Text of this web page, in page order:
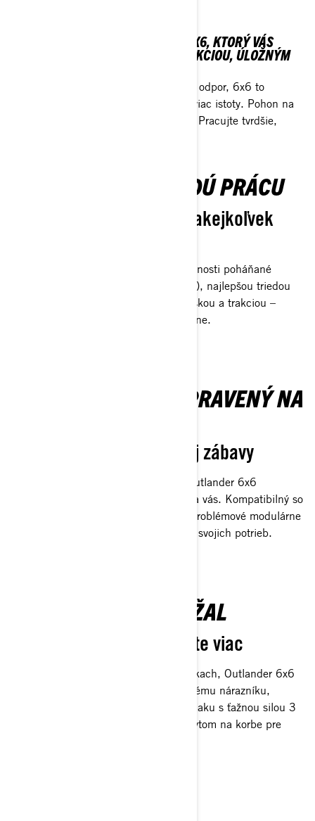
SPOĽAHNITE SA NA OUTLANDER 6X6, KTORÝ VÁS
VEZME ĎALEJ S MAXIMÁLNOU TRAKCIOU, ÚLOŽNÝM
Keď práca vyžaduje viac a terén kladie odpor, 6x6 to
zvládne. Viac trakcie, väčšia nosnosť, viac istoty. Pohon na
šesť kolies sa chytí, keď na tom záleží. Pracujte tvrdšie,
STVORENÝ PRE TVRDÚ PRÁCU
Viac kolies na zvládnutie akejkoľvek
Outlander 6x6 prináša pracovné schopnosti poháňané
motorom s výkonom 101 koní (1000R), najlepšou triedou
ťažnej sily a nosnosti korby, svetlou výškou a trakciou –
navrhnutý pre istotu v akomkoľvek teréne.
VŠESTRANNÝ A PRIPRAVENÝ NA
Vybavený na viac práce aj zábavy
So šikovnými úložnými riešeniami je Outlander 6x6
pripravený pracovať aj zabávať sa podľa vás. Kompatibilný so
širokou škálou LinQ doplnkov pre bezproblémové modulárne
úpravy, môžete si ho prispôsobiť podľa svojich potrieb.
STAVANÝ, ABY VYDRŽAL
Odolnosť Outlandera a ešte viac
Vyvinutý v tých najdrsnejších podmienkach, Outlander 6x6
vydrží akúkoľvek prácu vďaka vylepšenému nárazníku,
chrániču stúpačiek, syntetickému navijaku s ťažnou silou 3
500 lb, plnému krytu podvozku a úchytom na korbe pre